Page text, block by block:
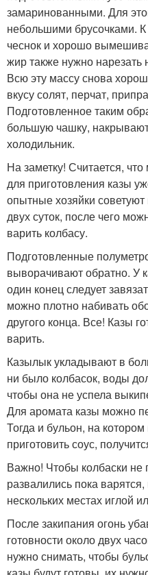
замаринованными. Для
небольшими брусочками.
чеснок и хорошо
жир также нужно нарезать
Всю эту массу снова
вкусу солят, перчат,
Подготовленное таким
большую чашку,
холодильник.
На заметку! Считается,
для приготовления казы
опытные хозяйки
двух суток, после чего
варить колбасу.
Подготовленные
выворачивают обратно. У
один конец следует
можно плотно набивать
другого конца. Все! Казы
варить.
Казылык укладывают в
ни было колбасок, воды
чтобы она не успела
Для аромата казы можно
Тогда и бульон, на
приготовить соус,
Важно! Чтобы колбаски не
развалились пока
нескольких местах иглой
После закипания огонь
готовности около двух
нужно снимать, чтобы